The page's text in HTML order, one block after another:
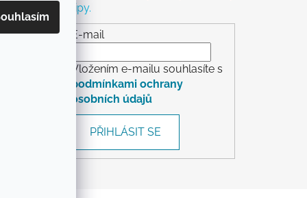
a tipy.
E-mail
Vložením e-mailu souhlasíte s
podmínkami ochrany
osobních údajů
PŘIHLÁSIT SE